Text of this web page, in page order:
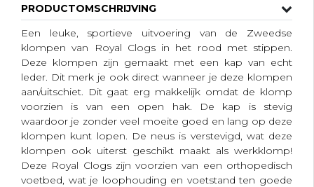
PRODUCTOMSCHRIJVING
Een leuke, sportieve uitvoering van de Zweedse
klompen van Royal Clogs in het rood met stippen.
Deze klompen zijn gemaakt met een kap van echt
leder. Dit merk je ook direct wanneer je deze klompen
aan/uitschiet. Dit gaat erg makkelijk omdat de klomp
voorzien is van een open hak. De kap is stevig
waardoor je zonder veel moeite goed en lang op deze
klompen kunt lopen. De neus is verstevigd, wat deze
klompen ook uiterst geschikt maakt als werkklomp!
Deze Royal Clogs zijn voorzien van een orthopedisch
voetbed, wat je loophouding en voetstand ten goede